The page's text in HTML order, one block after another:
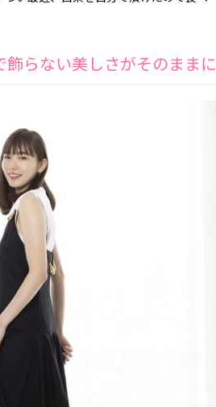
らない美しさがそのままに